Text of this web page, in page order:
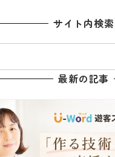
サイト内検索
最新の記事